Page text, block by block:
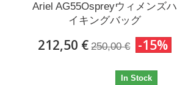
Ariel AG55Ospreyウィメンズハ
イキングバッグ
212,50 € 250,00 €
-15%
In Stock